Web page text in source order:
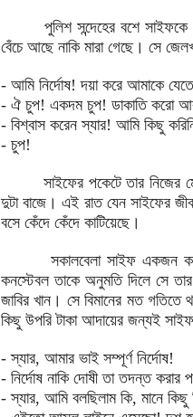
পুলিশ সন্দেহের বশে সাইফকে
বেঁচে আছে নাকি মারা গেছে। সে
- আমি নির্দোষ! দয়া করে আমাকে
- ঐ চুপ! একদম চুপ! ডাকাতি করো আর
- বিশ্বাস করেন স্যার! আমি কিছু
- চুপ!
সাইফের পকেটে তার নিজের
দুটা বাজে। এই রাত যেন সাইফের
বসে কেঁদে কেঁদে কাটিয়েছে।
সকালবেলা সাইফ একজন
কনস্টেবল তাকে অনুমতি দিলে সে
জাবির খান। সে বিমানের মত
কিছু উপরি টাকা আদায়ের জন্যই
- স্যার, আমার ভাই সম্পূর্ণ নির্দোষ!
- নির্দোষ নাকি দোষী তা তদন্ত
- স্যার, আমি বলছিলাম কি, মানে কিছু